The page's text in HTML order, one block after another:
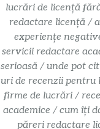
lucrări de licență
redactare licență /
experiențe
servicii redactare
serioasă / unde pot
uri de recenzii pentru
firme de lucrări /
academice / cum îți
păreri redactare